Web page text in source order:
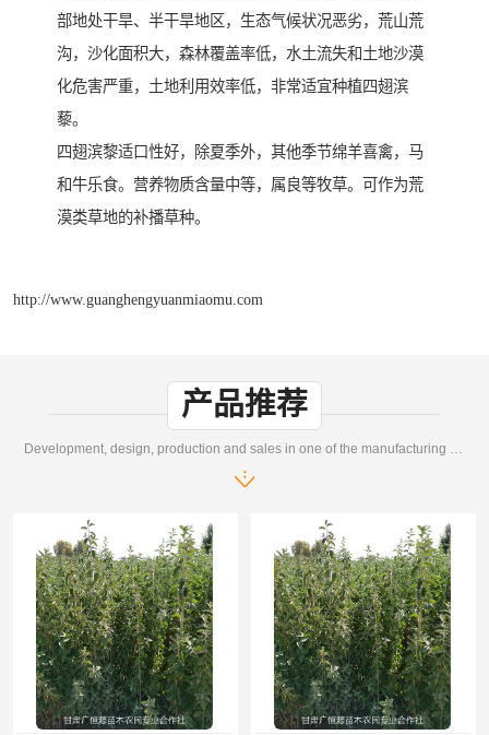
部地处干旱、半干旱地区，生态气候状况恶劣，荒山荒
沟，沙化面积大，森林覆盖率低，水土流失和土地沙漠
化危害严重，土地利用效率低，非常适宜种植四翅滨
藜。
四翅滨黎适口性好，除夏季外，其他季节绵羊喜禽，马
和牛乐食。营养物质含量中等，属良等牧草。可作为荒
漠类草地的补播草种。
http://www.guanghengyuanmiaomu.com
产品推荐